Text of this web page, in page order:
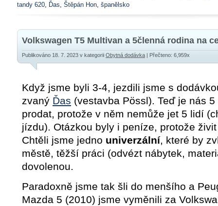
tandy 620
Ďas Štěpán Hon španělsko
Volkswagen T5 Multivan a 5členná rodina na
Publikováno 18. 7. 2023 v kategorii Obytná dodávka | Přečteno: 6,959x
Když jsme byli 3-4, jezdili jsme s
zvaný Ďas (vestavba Pössl). Teď je nás
prodat, protože v něm nemůže jet 5 lidí
jízdu). Otázkou byly i peníze, protože
Chtěli jsme jedno univerzální, které by
městě, těžší práci (odvézt nábytek,
dovolenou.
Paradoxně jsme tak šli do menšího a
Mazda 5 (2010) jsme vyměnili za